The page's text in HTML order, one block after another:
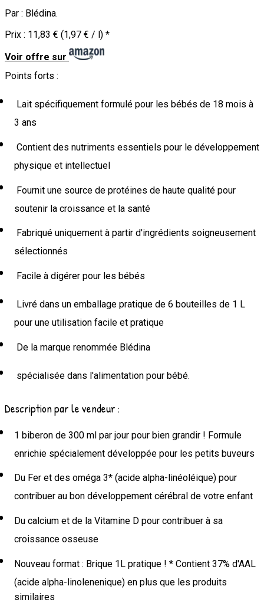
Par : Blédina.
Prix : 11,83 € (1,97 € / l) *
Voir offre sur
Points forts :
Lait spécifiquement formulé pour les bébés de 18 mois à
3 ans
Contient des nutriments essentiels pour le développement
physique et intellectuel
Fournit une source de protéines de haute qualité pour
soutenir la croissance et la santé
Fabriqué uniquement à partir d'ingrédients soigneusement
sélectionnés
Facile à digérer pour les bébés
Livré dans un emballage pratique de 6 bouteilles de 1 L
pour une utilisation facile et pratique
De la marque renommée Blédina
spécialisée dans l'alimentation pour bébé.
Description par le vendeur :
1 biberon de 300 ml par jour pour bien grandir ! Formule
enrichie spécialement développée pour les petits buveurs
Du Fer et des oméga 3* (acide alpha-linéoléique) pour
contribuer au bon développement cérébral de votre enfant
Du calcium et de la Vitamine D pour contribuer à sa
croissance osseuse
Nouveau format : Brique 1L pratique ! * Contient 37% d'AAL
(acide alpha-linolenenique) en plus que les produits
similaires